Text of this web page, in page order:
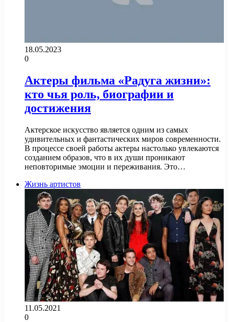
18.05.2023
0
Актеры фильма «Радуга жизни»:
кто чья роль, биографии и
достижения
Актерское искусство является одним из самых
удивительных и фантастических миров современности.
В процессе своей работы актеры настолько увлекаются
созданием образов, что в их души проникают
неповторимые эмоции и переживания. Это…
Жизнь артистов
11.05.2021
0